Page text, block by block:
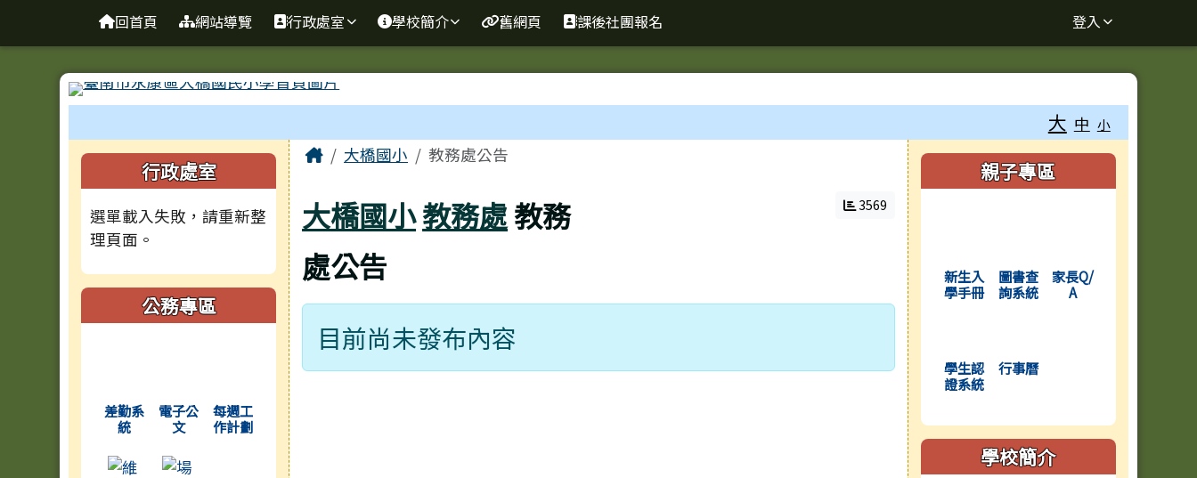
台南市大橋國小全球資訊網
回首頁 網站導覽 行政處室 學校簡介 舊網頁 課後社團報名 登入
大 中 小
左邊區域內容
行政處室
選單載入失敗，請重新整
理頁面。
公務專區
差勤系
統
電子公
文
每週工
作計劃
(另開新視窗)
(另開新視窗)(另開新視窗)(另開新視窗)
主內容區域
Home大橋國小 教務處公告
大橋國小教務處教務
處公告
3569
目前尚未發布內容
右邊區域內容
親子專區
新生入
學手冊
圖書查
詢系統
家長Q/
A
學生認
證系統
行事曆
學校簡介
頁尾區域